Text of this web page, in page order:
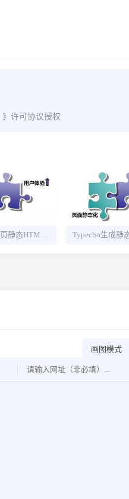
》许可协议授权
Typecho生成首页静态HTML密码版
画图模式